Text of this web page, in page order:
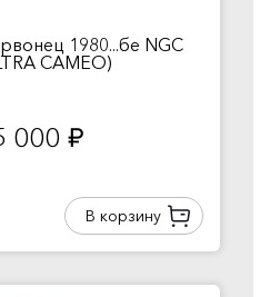
1980...бе NGC
CAMEO)
000 руб.
В корзину